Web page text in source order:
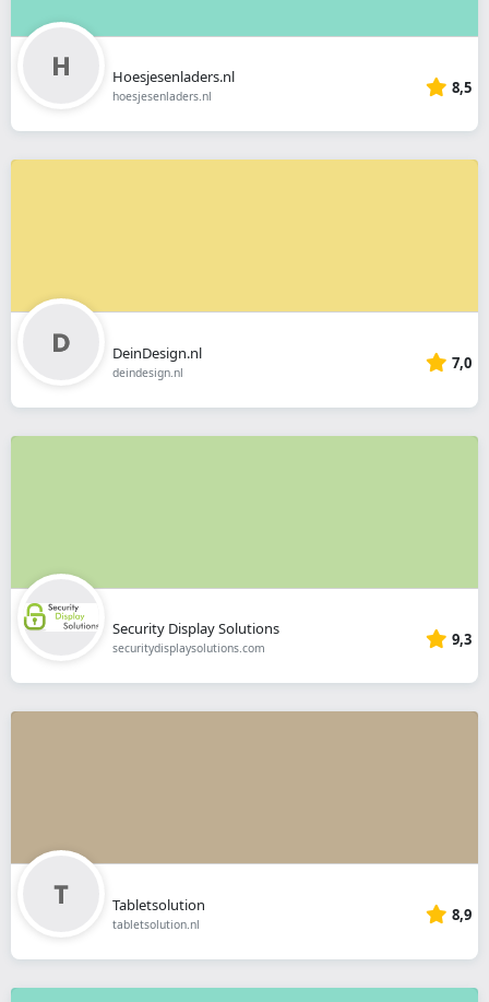
Hoesjesenladers.nl
hoesjesenladers.nl 8,5
DeinDesign.nl
deindesign.nl 7,0
Security Display Solutions
securitydisplaysolutions.com 9,3
Tabletsolution
tabletsolution.nl 8,9